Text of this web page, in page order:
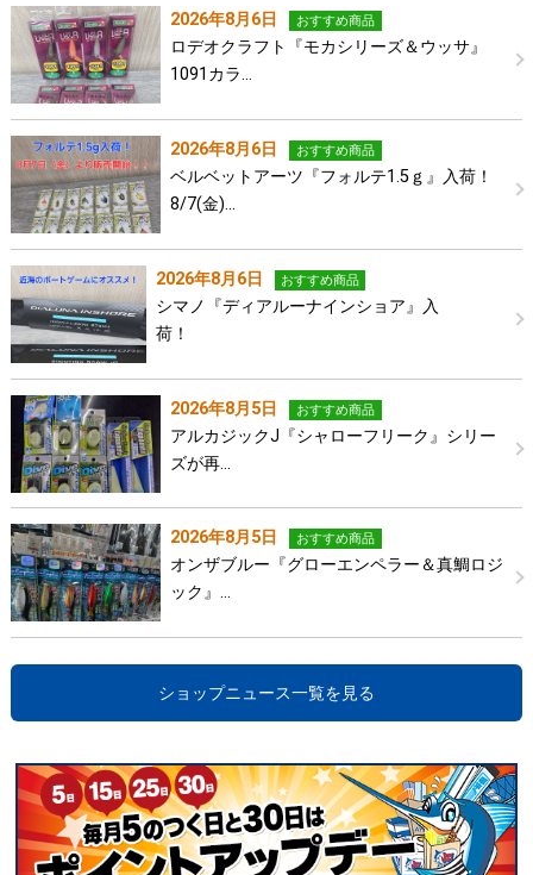
2026年8月6日 おすすめ商品
ロデオクラフト『モカシリーズ＆ウッサ』
1091カラ…
2026年8月6日 おすすめ商品
ベルベットアーツ『フォルテ1.5ｇ』入荷！
8/7(金)…
2026年8月6日 おすすめ商品
シマノ『ディアルーナインショア』入
荷！
2026年8月5日 おすすめ商品
アルカジックJ『シャローフリーク』シリー
ズが再…
2026年8月5日 おすすめ商品
オンザブルー『グローエンペラー＆真鯛ロジ
ック』…
ショップニュース一覧を見る